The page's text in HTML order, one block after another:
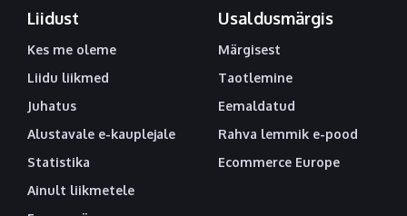
Liidust
Kes me oleme
Liidu liikmed
Juhatus
Alustavale e-kauplejale
Statistika
Ainult liikmetele
Usaldusmärgis
Märgisest
Taotlemine
Eemaldatud
Rahva lemmik e-pood
Ecommerce Europe